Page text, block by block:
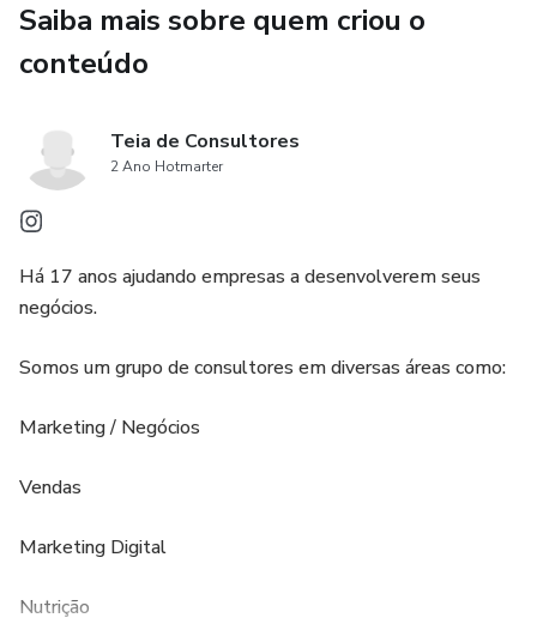
Saiba mais sobre quem criou o
conteúdo
Teia de Consultores
2 Ano Hotmarter
Há 17 anos ajudando empresas a desenvolverem seus
negócios.
Somos um grupo de consultores em diversas áreas como:
Marketing / Negócios
Vendas
Marketing Digital
Nutrição